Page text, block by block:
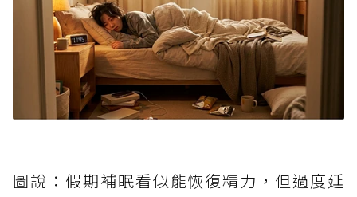
圖說：假期補眠看似能恢復精力，但過度延